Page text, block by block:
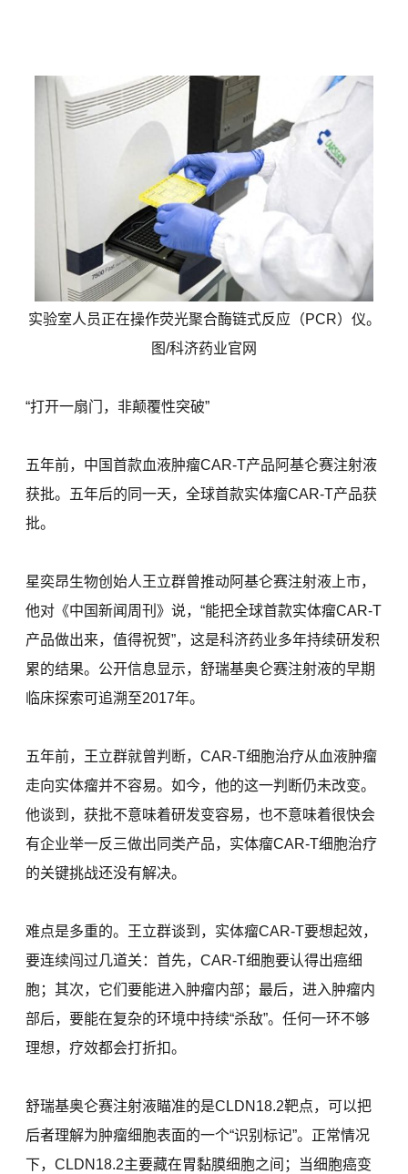
实验室人员正在操作荧光聚合酶链式反应（PCR）仪。
图/科济药业官网
“打开一扇门，非颠覆性突破”
五年前，中国首款血液肿瘤CAR-T产品阿基仑赛注射液
获批。五年后的同一天，全球首款实体瘤CAR-T产品获
批。
星奕昂生物创始人王立群曾推动阿基仑赛注射液上市，
他对《中国新闻周刊》说，“能把全球首款实体瘤CAR-T
产品做出来，值得祝贺”，这是科济药业多年持续研发积
累的结果。公开信息显示，舒瑞基奥仑赛注射液的早期
临床探索可追溯至2017年。
五年前，王立群就曾判断，CAR-T细胞治疗从血液肿瘤
走向实体瘤并不容易。如今，他的这一判断仍未改变。
他谈到，获批不意味着研发变容易，也不意味着很快会
有企业举一反三做出同类产品，实体瘤CAR-T细胞治疗
的关键挑战还没有解决。
难点是多重的。王立群谈到，实体瘤CAR-T要想起效，
要连续闯过几道关：首先，CAR-T细胞要认得出癌细
胞；其次，它们要能进入肿瘤内部；最后，进入肿瘤内
部后，要能在复杂的环境中持续“杀敌”。任何一环不够
理想，疗效都会打折扣。
舒瑞基奥仑赛注射液瞄准的是CLDN18.2靶点，可以把
后者理解为肿瘤细胞表面的一个“识别标记”。正常情况
下，CLDN18.2主要藏在胃黏膜细胞之间；当细胞癌变